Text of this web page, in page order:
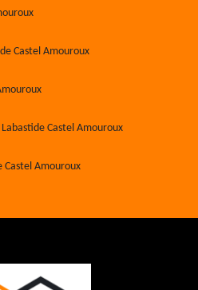
Castel Amouroux
Castel Amouroux
Castel Amouroux